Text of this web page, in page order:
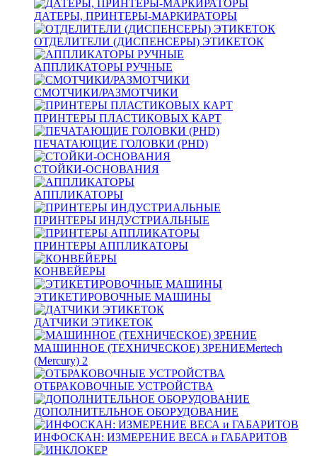
ДАТЕРЫ, ПРИНТЕРЫ-МАРКИРАТОРЫ
ОТДЕЛИТЕЛИ (ДИСПЕНСЕРЫ) ЭТИКЕТОК
АППЛИКАТОРЫ РУЧНЫЕ
СМОТЧИКИ/РАЗМОТЧИКИ
ПРИНТЕРЫ ПЛАСТИКОВЫХ КАРТ
ПЕЧАТАЮЩИЕ ГОЛОВКИ (PHD)
СТОЙКИ-ОСНОВАНИЯ
АППЛИКАТОРЫ
ПРИНТЕРЫ ИНДУСТРИАЛЬНЫЕ
ПРИНТЕРЫ АППЛИКАТОРЫ
КОНВЕЙЕРЫ
ЭТИКЕТИРОВОЧНЫЕ МАШИНЫ
ДАТЧИКИ ЭТИКЕТОК
МАШИННОЕ (ТЕХНИЧЕСКОЕ) ЗРЕНИЕMertech
(Mercury) 2
ОТБРАКОВОЧНЫЕ УСТРОЙСТВА
ДОПОЛНИТЕЛЬНОЕ ОБОРУДОВАНИЕ
ИНФОСКАН: ИЗМЕРЕНИЕ ВЕСА и ГАБАРИТОВ